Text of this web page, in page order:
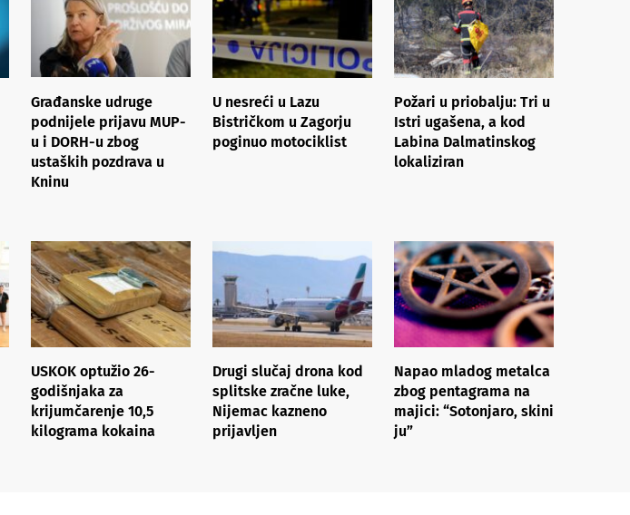
Građanske udruge
podnijele prijavu MUP-
u i DORH-u zbog
ustaških pozdrava u
Kninu
U nesreći u Lazu
Bistričkom u Zagorju
poginuo motociklist
Požari u priobalju: Tri u
Istri ugašena, a kod
Labina Dalmatinskog
lokaliziran
USKOK optužio 26-
godišnjaka za
krijumčarenje 10,5
kilograma kokaina
Drugi slučaj drona kod
splitske zračne luke,
Nijemac kazneno
prijavljen
Napao mladog metalca
zbog pentagrama na
majici: “Sotonjaro, skini
ju”